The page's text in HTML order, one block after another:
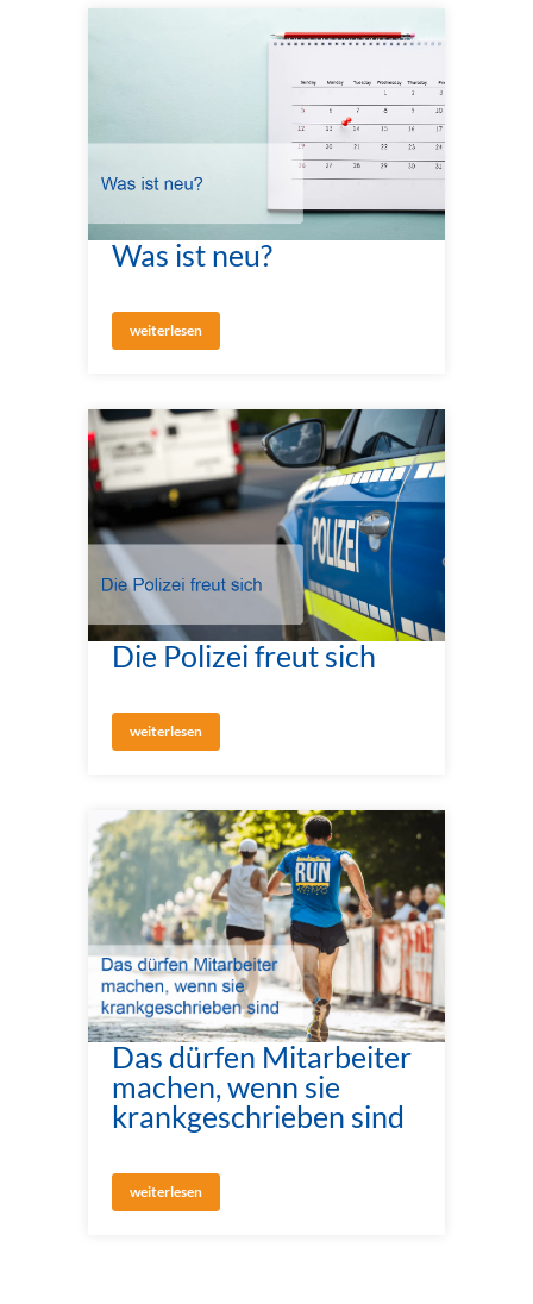
Was ist neu?
weiterlesen
Die Polizei freut sich
weiterlesen
Das dürfen Mitarbeiter
machen, wenn sie
krankgeschrieben sind
weiterlesen